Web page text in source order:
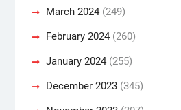
March 2024(249)
February 2024(260)
January 2024(255)
December 2023(345)